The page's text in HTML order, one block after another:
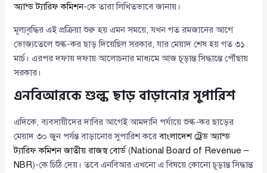
অ্যান্ড ট্যারিফ কমিশন-কে তারা লিখিতভাবে জানায়।
মূল্যবৃদ্ধির এই প্রক্রিয়া শুরু হয় এমন সময়ে, যখন গত রমজানের আগে
ভোজ্যতেলে শুল্ক-কর ছাড় দিয়েছিল সরকার, যার মেয়াদ শেষ হয় গত ৩১
মার্চ। এরপর দফায় দফায় আলোচনার মাধ্যমে আজ চূড়ান্ত সিদ্ধান্তে পৌঁছায়
সরকার।
এনবিআরকে শুল্ক ছাড় বাড়ানোর সুপারিশ
এদিকে, ব্যবসায়ীদের দাবির আগেই আমদানি পর্যায়ে শুল্ক-কর ছাড়ের
মেয়াদ ৩০ জুন পর্যন্ত বাড়ানোর সুপারিশ করেবাংলাদেশ ট্রেড অ্যান্ড
ট্যারিফ কমিশন জাতীয় রাজস্ব বোর্ড(National Board of Revenue –
NBR)-কে চিঠি দেয়। তবে এনবিআর এখনো এ বিষয়ে কোনো চূড়ান্ত সিদ্ধান্ত